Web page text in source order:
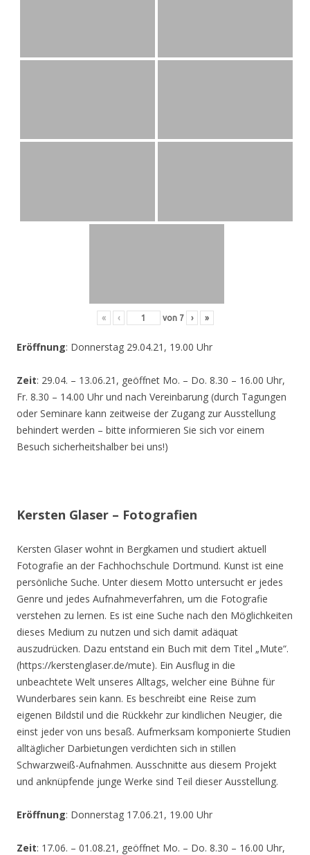
« ‹ von 7 › »
Eröffnung: Donnerstag 29.04.21, 19.00 Uhr
Zeit: 29.04. – 13.06.21, geöffnet Mo. – Do. 8.30 – 16.00 Uhr,
Fr. 8.30 – 14.00 Uhr und nach Vereinbarung (durch Tagungen
oder Seminare kann zeitweise der Zugang zur Ausstellung
behindert werden – bitte informieren Sie sich vor einem
Besuch sicherheitshalber bei uns!)
Kersten Glaser – Fotografien
Kersten Glaser wohnt in Bergkamen und studiert aktuell
Fotografie an der Fachhochschule Dortmund. Kunst ist eine
persönliche Suche. Unter diesem Motto untersucht er jedes
Genre und jedes Aufnahmeverfahren, um die Fotografie
verstehen zu lernen. Es ist eine Suche nach den Möglichkeiten
dieses Medium zu nutzen und sich damit adäquat
auszudrücken. Dazu entstand ein Buch mit dem Titel „Mute“.
(https://kerstenglaser.de/mute). Ein Ausflug in die
unbeachtete Welt unseres Alltags, welcher eine Bühne für
Wunderbares sein kann. Es beschreibt eine Reise zum
eigenen Bildstil und die Rückkehr zur kindlichen Neugier, die
einst jeder von uns besaß. Aufmerksam komponierte Studien
alltäglicher Darbietungen verdichten sich in stillen
Schwarzweiß-Aufnahmen. Ausschnitte aus diesem Projekt
und anknüpfende junge Werke sind Teil dieser Ausstellung.
Eröffnung: Donnerstag 17.06.21, 19.00 Uhr
Zeit: 17.06. – 01.08.21, geöffnet Mo. – Do. 8.30 – 16.00 Uhr,